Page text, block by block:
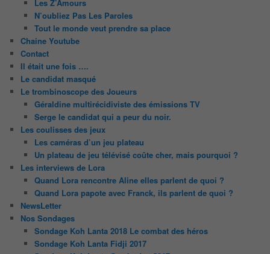
Les Z’Amours
N’oubliez Pas Les Paroles
Tout le monde veut prendre sa place
Chaine Youtube
Contact
Il était une fois ….
Le candidat masqué
Le trombinoscope des Joueurs
Géraldine multirécidiviste des émissions TV
Serge le candidat qui a peur du noir.
Les coulisses des jeux
Les caméras d’un jeu plateau
Un plateau de jeu télévisé coûte cher, mais pourquoi ?
Les interviews de Lora
Quand Lora rencontre Aline elles parlent de quoi ?
Quand Lora papote avec Franck, ils parlent de quoi ?
NewsLetter
Nos Sondages
Sondage Koh Lanta 2018 Le combat des héros
Sondage Koh Lanta Fidji 2017